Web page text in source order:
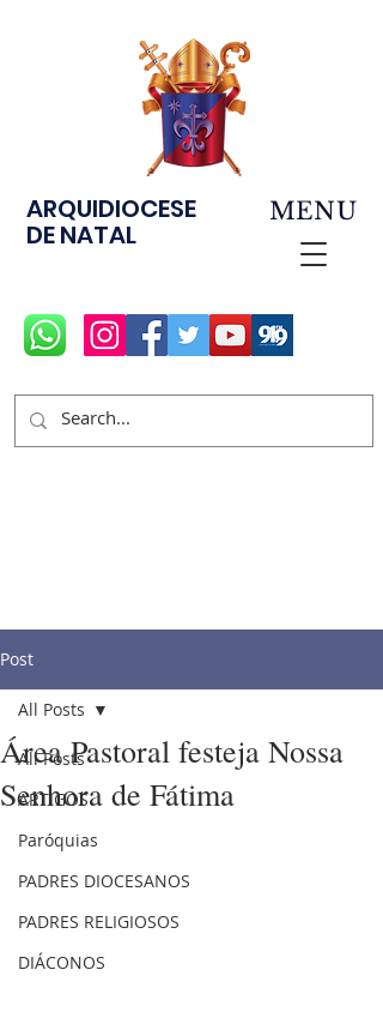
ARQUIDIOCESE
DE NATAL
MENU
Post
All Posts
ARTIGOS
Paróquias
PADRES DIOCESANOS
PADRES RELIGIOSOS
DIÁCONOS
All Posts
Área Pastoral festeja Nossa
Senhora de Fátima